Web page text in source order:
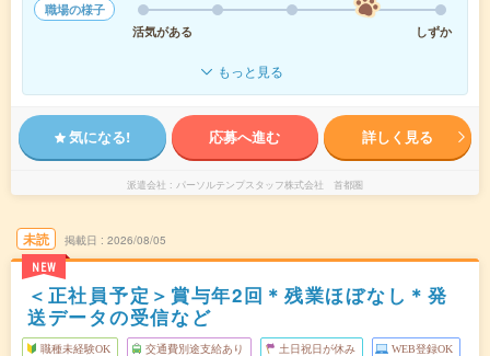
職場の様子
活気がある
しずか
もっと見る
気になる! 応募へ進む 詳しく見る
派遣会社 パーソルテンプスタッフ株式会社 首都圏
未読
NEW
掲載日 2026/08/05
＜正社員予定＞賞与年2回＊残業ほぼなし＊発
送データの受信など
職種未経験OK 交通費別途支給あり 土日祝日が休み WEB登録OK